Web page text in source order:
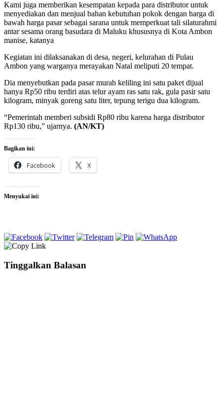
Kami juga memberikan kesempatan kepada para distributor untuk
menyediakan dan menjual bahan kebutuhan pokok dengan harga di
bawah harga pasar sebagai sarana untuk memperkuat tali silaturahmi
antar sesama orang basudara di Maluku khususnya di Kota Ambon
manise, katanya
Kegiatan ini dilaksanakan di desa, negeri, kelurahan di Pulau
Ambon yang warganya merayakan Natal meliputi 20 tempat.
Dia menyebutkan pada pasar murah keliling ini satu paket dijual
hanya Rp50 ribu terdiri atas telur ayam ras satu rak, gula pasir satu
kilogram, minyak goreng satu liter, tepung terigu dua kilogram.
“Pemerintah memberi subsidi Rp80 ribu karena harga distributor
Rp130 ribu,” ujarnya. (AN/KT)
Bagikan ini:
Facebook X
Menyukai ini:
Tinggalkan Balasan